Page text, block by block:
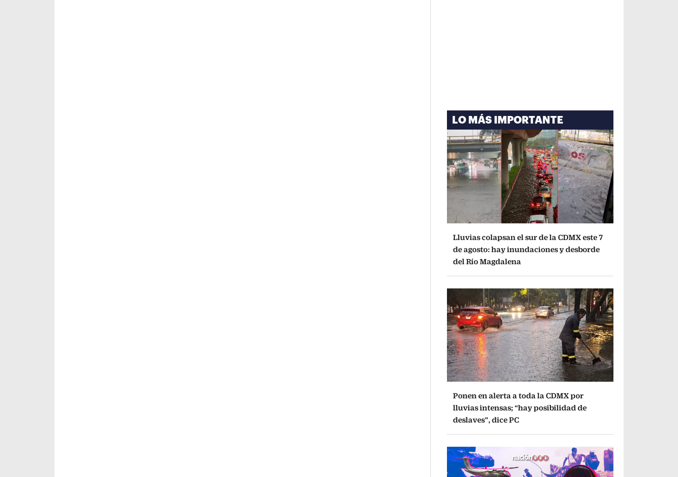
LO MÁS IMPORTANTE
Lluvias colapsan el sur de la CDMX este 7
de agosto: hay inundaciones y desborde
del Río Magdalena
Ponen en alerta a toda la CDMX por
lluvias intensas; “hay posibilidad de
deslaves”, dice PC